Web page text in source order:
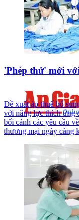
'Phép thử' mới
Đề xuất áp thuế bổ
với năng lực thích ứng
bối cảnh các yêu cầu
thương mại ngày càng